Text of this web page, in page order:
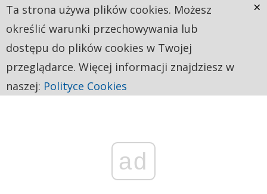
ad
Ta strona używa plików cookies. Możesz
określić warunki przechowywania lub
dostępu do plików cookies w Twojej
przeglądarce. Więcej informacji znajdziesz w
naszej: Polityce Cookies
×